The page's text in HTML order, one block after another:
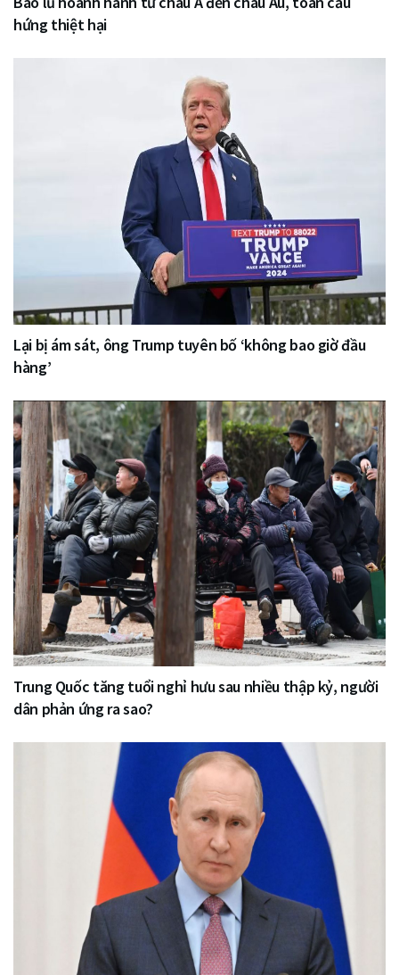
hứng thiệt hại
Lại bị ám sát, ông Trump tuyên bố ‘không bao giờ đầu
hàng’
Trung Quốc tăng tuổi nghỉ hưu sau nhiều thập kỷ, người
dân phản ứng ra sao?